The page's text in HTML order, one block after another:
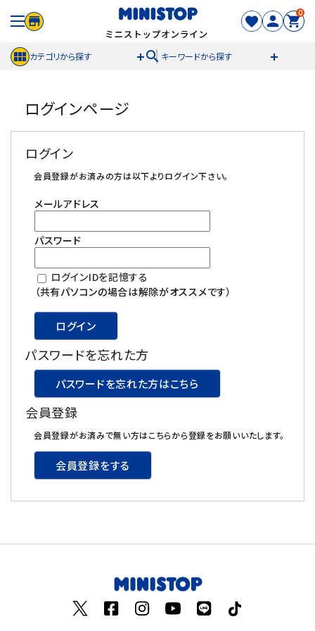
0
カテゴリから探す search キーワードから探す
meeting_room ログイン person 新規登録
セール商品
カテゴリから探す
冷凍食品
スイーツ
お菓子
酒類
日用品
ギフト
ログインページ
ログイン
会員登録がお済みの方は以下よりログイン下さい。
メールアドレス
パスワード
ログインIDを記憶する
（共有パソコンの場合は解除がオススメです）
ログイン
パスワードを忘れた方
パスワードを忘れた方はこちら
会員登録
会員登録がお済みで無い方はこちらから登録をお願いいたします。
会員登録をする